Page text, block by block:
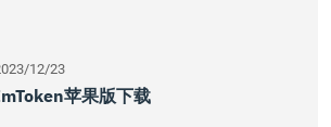
12/23
苹果版下载